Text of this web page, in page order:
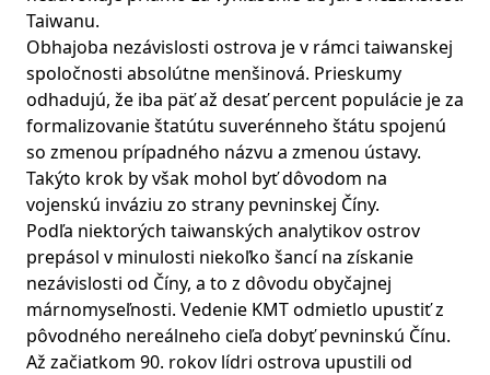
Taiwanu.
Obhajoba nezávislosti ostrova je v rámci taiwanskej
spoločnosti absolútne menšinová. Prieskumy
odhadujú, že iba päť až desať percent populácie je za
formalizovanie štatútu suverénneho štátu spojenú
so zmenou prípadného názvu a zmenou ústavy.
Takýto krok by však mohol byť dôvodom na
vojenskú inváziu zo strany pevninskej Číny.
Podľa niektorých taiwanských analytikov ostrov
prepásol v minulosti niekoľko šancí na získanie
nezávislosti od Číny, a to z dôvodu obyčajnej
márnomyseľnosti. Vedenie KMT odmietlo upustiť z
pôvodného nereálneho cieľa dobyť pevninskú Čínu.
Až začiatkom 90. rokov lídri ostrova upustili od